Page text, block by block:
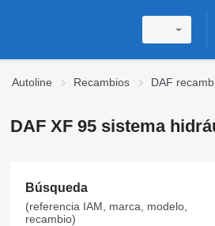
Autoline Recambios DAF
DAF XF 95 sistema
Búsqueda
(referencia IAM, marca, modelo,
recambio)